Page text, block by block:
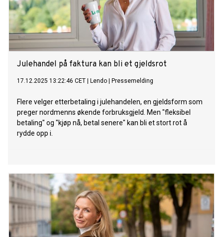
Julehandel på faktura kan bli et gjeldsrot
17.12.2025 13:22:46 CET Lendo Pressemelding
Flere velger etterbetaling i julehandelen, en gjeldsform som
preger nordmenns økende forbruksgjeld. Men "fleksibel
betaling" og "kjøp nå, betal senere" kan bli et stort rot å
rydde opp i.